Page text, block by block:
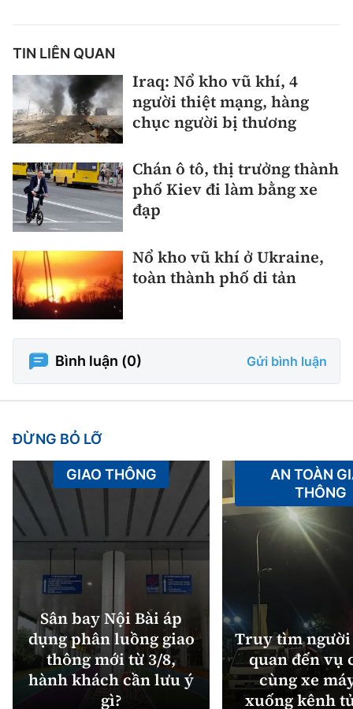
TIN LIÊN QUAN
Iraq: Nổ kho vũ khí, 4
người thiệt mạng, hàng
chục người bị thương
Chán ô tô, thị trưởng thành
phố Kiev đi làm bằng xe
đạp
Nổ kho vũ khí ở Ukraine,
toàn thành phố di tản
Bình luận (0) Gửi bình luận
ĐỪNG BỎ LỠ
Sân bay Nội Bài áp
dụng phân luồng giao
thông mới từ 3/8,
hành khách cần lưu ý
gì?
GIAO THÔNG
Truy tìm
quan đến vụ
cùng xe
xuống kênh
AN TOÀN
THÔNG